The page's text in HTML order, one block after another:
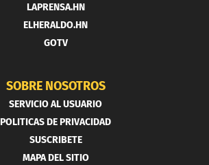
LAPRENSA.HN
ELHERALDO.HN
GOTV
SOBRE NOSOTROS
SERVICIO AL USUARIO
POLITICAS DE PRIVACIDAD
SUSCRIBETE
MAPA DEL SITIO